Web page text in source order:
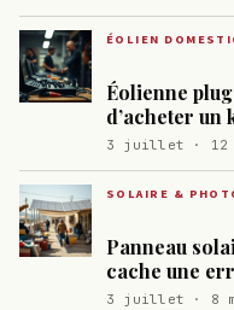
ÉOLIEN
Éolienne
d’acheter un
3 juillet · 12
SOLAIRE &
Panneau
cache une
3 juillet · 8